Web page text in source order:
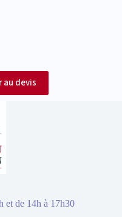
au devis
et de 14h à 17h30